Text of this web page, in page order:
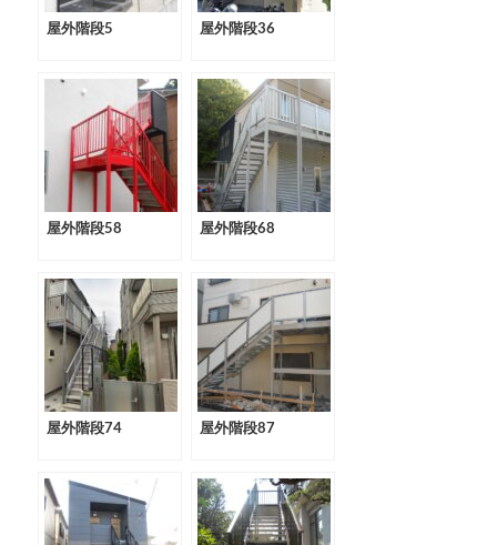
屋外階段5 屋外階段36
屋外階段58 屋外階段68
屋外階段74 屋外階段87